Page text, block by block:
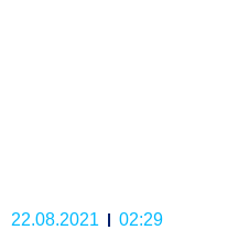
22.08.2021 02:29